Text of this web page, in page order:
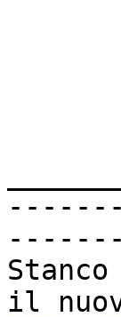
-------